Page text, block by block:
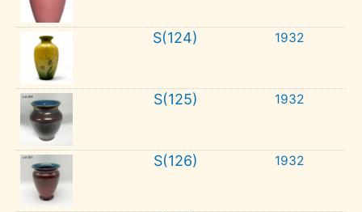
S(124) 1932
S(125) 1932
S(126) 1932